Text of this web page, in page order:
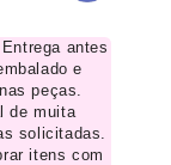
antes
e
peças.
de muita
solicitadas.
itens com